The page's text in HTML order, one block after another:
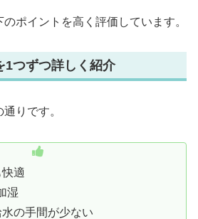
ポイントを高く評価しています。
1つずつ詳しく紹介
りです。
快適
湿
水の手間が少ない